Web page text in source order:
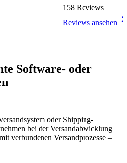
158 Reviews
Reviews ansehen
Software- oder
oder Shipping-
bei der Versandabwicklung
verbundenen Versandprozesse –